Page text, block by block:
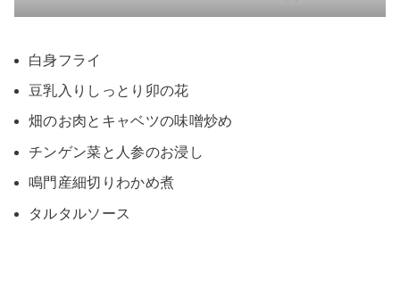
白身フライ
豆乳入りしっとり卯の花
畑のお肉とキャベツの味噌炒め
チンゲン菜と人参のお浸し
鳴門産細切りわかめ煮
タルタルソース